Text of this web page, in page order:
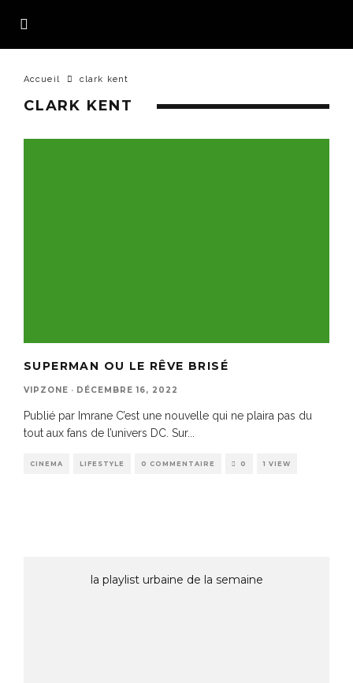
Accueil clark kent
CLARK KENT
SUPERMAN OU LE RÊVE BRISÉ
VIPZONE · DÉCEMBRE 16, 2022
Publié par Imrane C’est une nouvelle qui ne plaira pas du
tout aux fans de l’univers DC. Sur...
CINEMA LIFESTYLE 0 COMMENTAIRE 0 1 VIEW
la playlist urbaine de la semaine